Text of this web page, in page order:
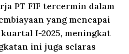
PT FIF tercermin dalam
yang mencapai
I-2025, meningkat
ini juga selaras